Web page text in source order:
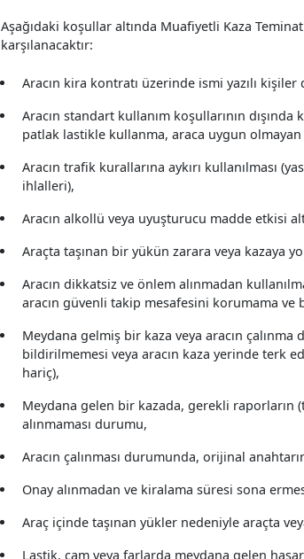
Aşağıdaki koşullar altında Muafiyetli Kaza
karşılanacaktır:
Aracın kira kontratı üzerinde ismi yazılı kişiler
Aracın standart kullanım koşullarının
patlak lastikle kullanma, araca uygun
Aracın trafik kurallarına aykırı kullanılması
ihlalleri),
Aracın alkollü veya uyuşturucu madde etkisi
Araçta taşınan bir yükün zarara veya kazaya
Aracın dikkatsiz ve önlem alınmadan
aracın güvenli takip mesafesini korumama ve
Meydana gelmiş bir kaza veya aracın
bildirilmemesi veya aracın kaza yerinde terk
hariç),
Meydana gelen bir kazada, gerekli
alınmaması durumu,
Aracın çalınması durumunda, orijinal
Onay alınmadan ve kiralama süresi sona
Araç içinde taşınan yükler nedeniyle araçta
Lastik, cam veya farlarda meydana gelen